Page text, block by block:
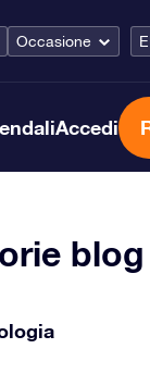
Occasione
Accedi
blog